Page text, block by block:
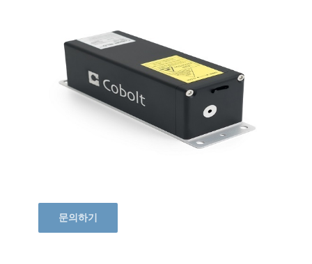
문의하기